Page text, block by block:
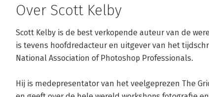
Over Scott Kelby
Scott Kelby is de best verkopende auteur van de
is tevens hoofdredacteur en uitgever van het
National Association of Photoshop Professionals.
Hij is medepresentator van het veelgeprezen The